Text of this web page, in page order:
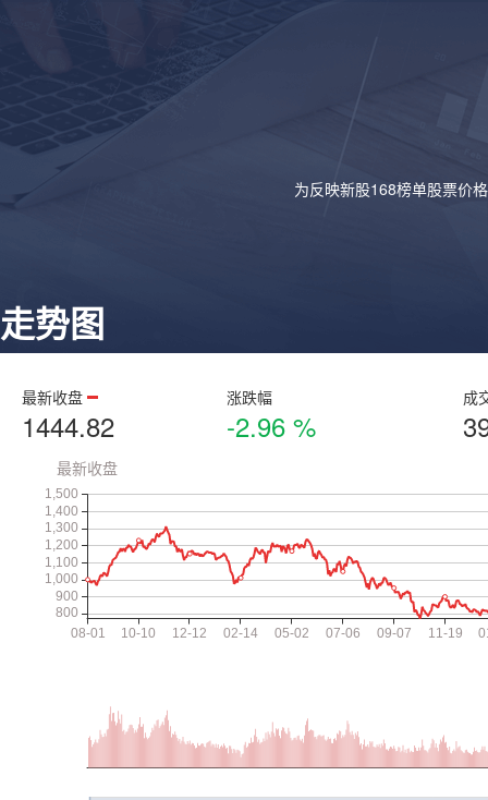
为反映新股168榜单股票价
走势图
最新收盘
1444.82
涨跌幅
-2.96 %
成